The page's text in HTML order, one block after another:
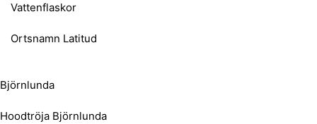
Vattenflaskor
Ortsnamn Latitud
Björnlunda
Hoodtröja Björnlunda